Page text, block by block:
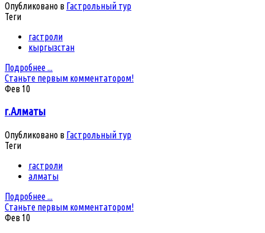
Опубликовано в Гастрольный тур
Теги
гастроли
кыргызстан
Подробнее ...
Станьте первым комментатором!
Фев 10
г.Алматы
Опубликовано в Гастрольный тур
Теги
гастроли
алматы
Подробнее ...
Станьте первым комментатором!
Фев 10